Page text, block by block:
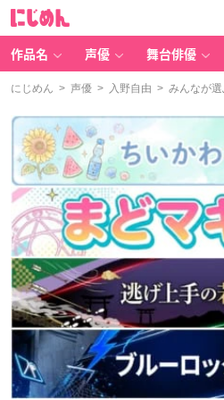
作品名 声優 舞台俳優
にじめん > 声優 > 入野自由 > みんなが選